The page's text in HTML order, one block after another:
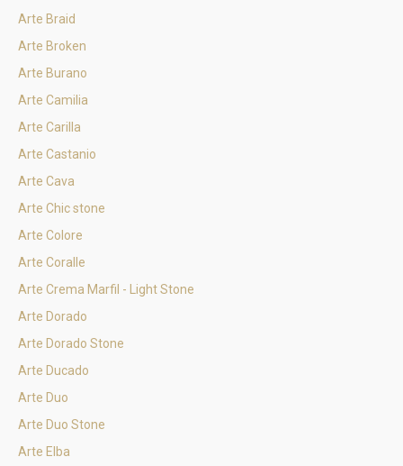
Arte Braid
Arte Broken
Arte Burano
Arte Camilia
Arte Carilla
Arte Castanio
Arte Cava
Arte Chic stone
Arte Colore
Arte Coralle
Arte Crema Marfil - Light Stone
Arte Dorado
Arte Dorado Stone
Arte Ducado
Arte Duo
Arte Duo Stone
Arte Elba